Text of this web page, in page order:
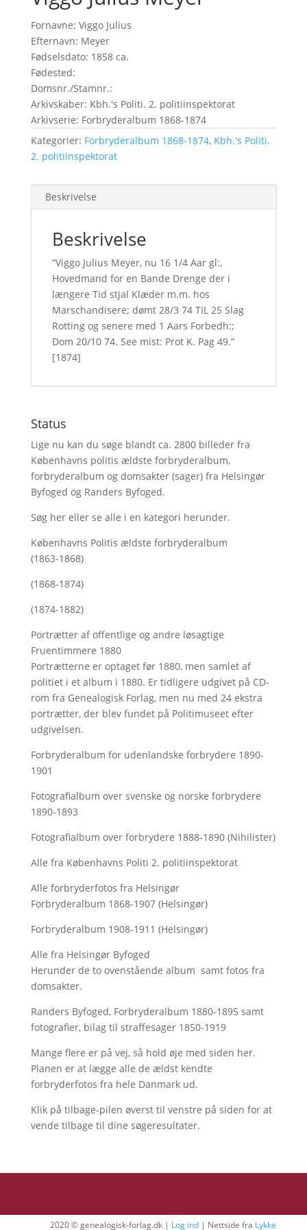
Fornavne: Viggo Julius
Efternavn: Meyer
Fødselsdato: 1858 ca.
Fødested:
Domsnr./Stamnr.:
Arkivskaber: Kbh.'s Politi. 2. politiinspektorat
Arkivserie: Forbryderalbum 1868-1874
Kategorier: Forbryderalbum 1868-1874, Kbh.'s Politi.
2. politiinspektorat
Beskrivelse
Beskrivelse
“Viggo Julius Meyer, nu 16 1/4 Aar gl:,
Hovedmand for en Bande Drenge der i
længere Tid stjal Klæder m.m. hos
Marschandisere; dømt 28/3 74 TIL 25 Slag
Rotting og senere med 1 Aars Forbedh:;
Dom 20/10 74. See mist: Prot K. Pag 49.”
[1874]
Status
Lige nu kan du søge blandt ca. 2800 billeder fra
Københavns politis ældste forbryderalbum,
forbryderalbum og domsakter (sager) fra Helsingør
Byfoged og Randers Byfoged.
Søg hereller se alle i en kategori herunder.
Københavns Politis ældste forbryderalbum
(1863-1868)
(1868-1874)
(1874-1882)
Portrætter af offentlige og andre løsagtige
Fruentimmere 1880
Portrætterne er optaget før 1880, men samlet af
politiet i et album i 1880. Er tidligere udgivet på CD-
rom fra Genealogisk Forlag, men nu med 24 ekstra
portrætter, der blev fundet på Politimuseet efter
udgivelsen.
Forbryderalbum for udenlandske forbrydere 1890-
1901
Fotografialbum over svenske og norske forbrydere
1890-1893
Fotografialbum over forbrydere 1888-1890 (Nihilister)
Alle fra Københavns Politi 2. politiinspektorat
Alle forbryderfotos fra Helsingør
Forbryderalbum 1868-1907 (Helsingør)
Forbryderalbum 1908-1911 (Helsingør)
Alle fra Helsingør Byfoged
Herunder de to ovenstående album samt fotos fra
domsakter.
Randers Byfoged, Forbryderalbum 1880-1895 samt
fotografier, bilag til straffesager 1850-1919
Mange flere er på vej, så hold øje med siden her.
Planen er at lægge alle de ældst kendte
forbryderfotos fra hele Danmark ud.
Klik på tilbage-pilen øverst til venstre på siden for at
vende tilbage til dine søgeresultater.
2020 © genealogisk-forlag.dk | Log ind | Nettside fra Lykke